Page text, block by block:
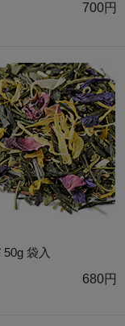
700円
50g 袋入
680円